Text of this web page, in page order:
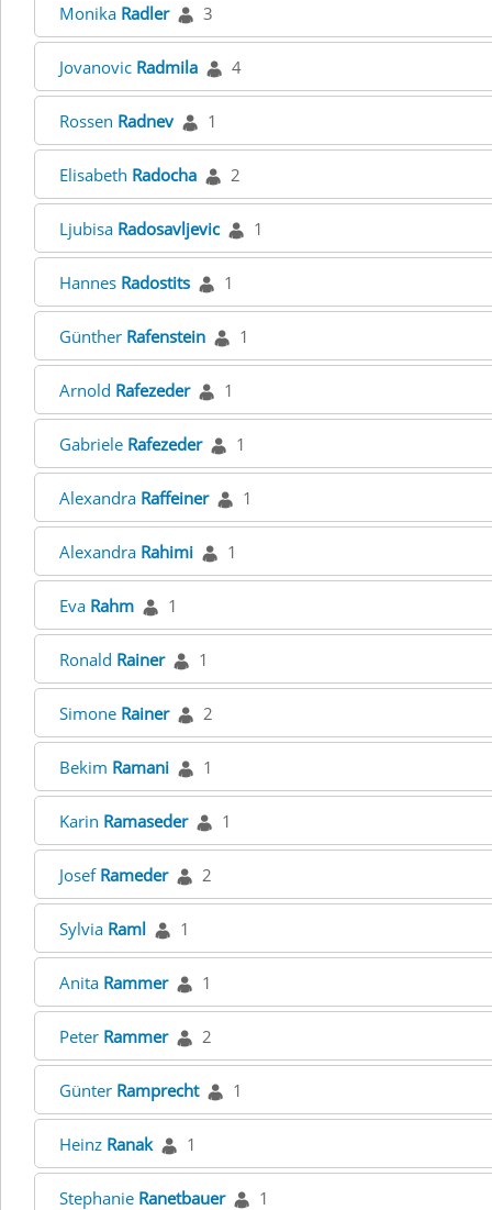
Monika Radler 3
Jovanovic Radmila 4
Rossen Radnev 1
Elisabeth Radocha 2
Ljubisa Radosavljevic 1
Hannes Radostits 1
Günther Rafenstein 1
Arnold Rafezeder 1
Gabriele Rafezeder 1
Alexandra Raffeiner 1
Alexandra Rahimi 1
Eva Rahm 1
Ronald Rainer 1
Simone Rainer 2
Bekim Ramani 1
Karin Ramaseder 1
Josef Rameder 2
Sylvia Raml 1
Anita Rammer 1
Peter Rammer 2
Günter Ramprecht 1
Heinz Ranak 1
Stephanie Ranetbauer 1